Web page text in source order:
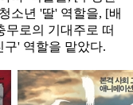
소년 '딸' 역할을, [배
무로의 기대주로 떠
구' 역할을 맡았다.